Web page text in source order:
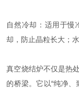
自然冷却：适用于慢
却，防止晶粒长大；
真空烧结炉不仅是热
的桥梁。它以“纯净